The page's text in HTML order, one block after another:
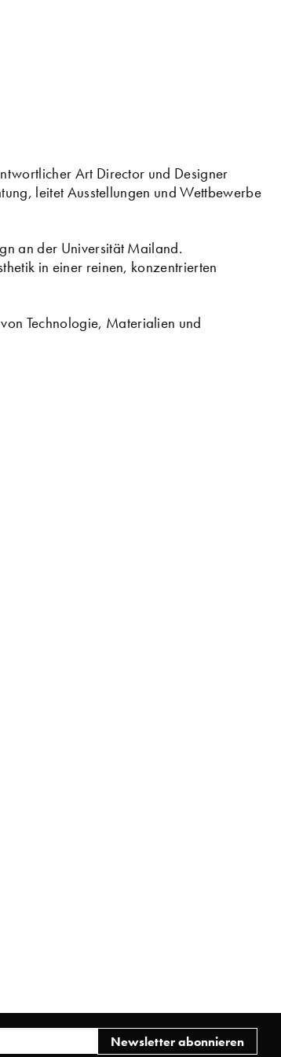
Art Director und Designer
leitet Ausstellungen und Wettbewerbe
an der Universität Mailand.
in einer reinen, konzentrierten
Technologie, Materialien und